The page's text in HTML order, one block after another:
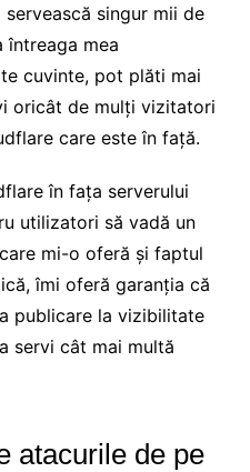
singur mii de
întreaga mea
cuvinte, pot plăti mai
oricât de mulți vizitatori
care este în față.
în fața serverului
utilizatori să vadă un
mi-o oferă și faptul
îmi oferă garanția că
publicare la vizibilitate
servi cât mai multă
atacurile de pe